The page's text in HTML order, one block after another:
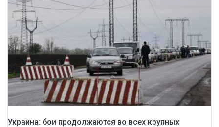
Украина: бои продолжаются во всех крупных